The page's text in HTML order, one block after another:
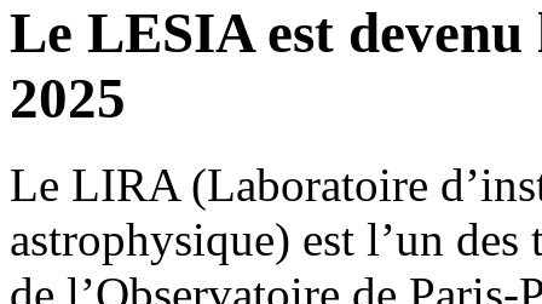
Le LESIA est
2025
Le LIRA (Laboratoire
astrophysique) est l’un
de l’Observatoire de